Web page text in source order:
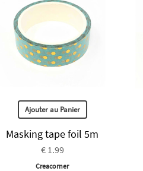
Ajouter au Panier
Masking tape foil 5m
€ 1.99
Creacorner